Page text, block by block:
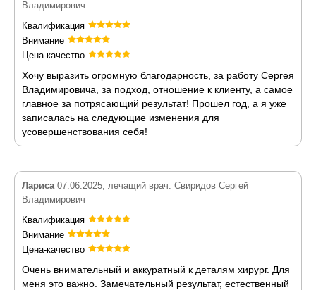
Владимирович
Квалификация
Внимание
Цена-качество
Хочу выразить огромную благодарность, за работу Сергея
Владимировича, за подход, отношение к клиенту, а самое
главное за потрясающий результат! Прошел год, а я уже
записалась на следующие изменения для
усовершенствования себя!
Лариса07.06.2025, лечащий врач: Свиридов Сергей
Владимирович
Квалификация
Внимание
Цена-качество
Очень внимательный и аккуратный к деталям хирург. Для
меня это важно. Замечательный результат, естественный